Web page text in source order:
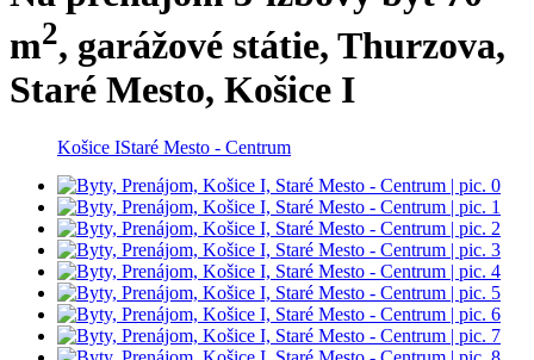
m2, garážové státie, Thurzova,
Staré Mesto, Košice I
Košice IStaré Mesto - Centrum